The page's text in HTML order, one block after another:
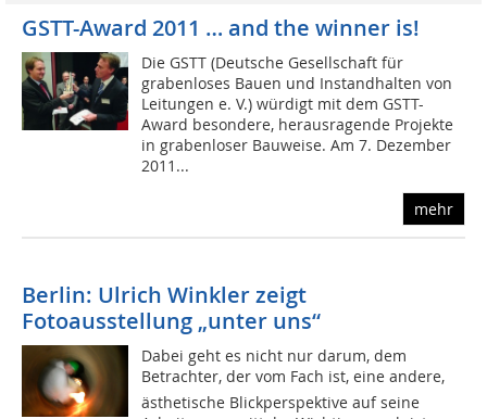
GSTT-Award 2011 … and the winner is!
Die GSTT (Deutsche Gesellschaft für
grabenloses Bauen und Instandhalten von
Leitungen e. V.) würdigt mit dem GSTT-
Award besondere, herausragende Projekte
in grabenloser Bauweise. Am 7. Dezember
2011...
mehr
Berlin: Ulrich Winkler zeigt
Fotoausstellung „unter uns“
Dabei geht es nicht nur darum, dem
Betrachter, der vom Fach ist, eine andere,
ästhetische Blickperspektive auf seine